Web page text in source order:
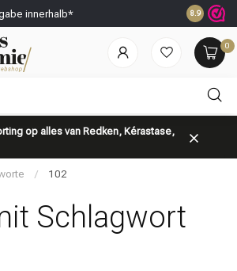
innerhalb* Vor 23:59
8.9
0
op alles van Redken, Kérastase,
suchst du?
/ 102
Schlagwort